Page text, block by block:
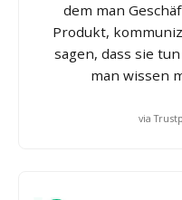
dem man
Produkt,
sagen, dass sie
man wissen
via